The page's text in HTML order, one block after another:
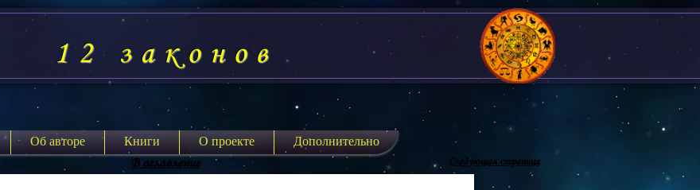
12 законов
Об авторе Книги О проекте Дополнительно
В оглавление Следующая страница